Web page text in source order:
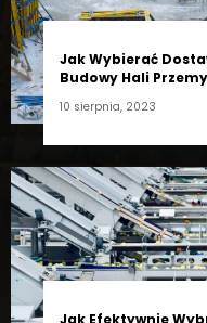
Jak Wybierać
Budowy Hali
10 sierpnia, 2023